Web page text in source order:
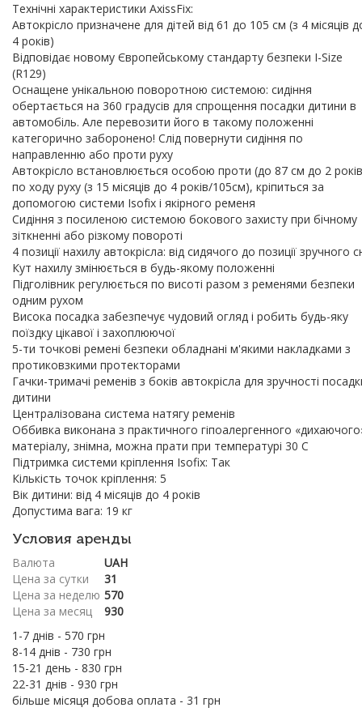
Технічні характеристики AxissFix:
Автокрісло призначене для дітей від 61 до 105 см (з 4 місяців
4 років)
Відповідає новому Європейському стандарту безпеки I-Size
(R129)
Оснащене унікальною поворотною системою: сидіння
обертається на 360 градусів для спрощення посадки дитини в
автомобіль. Але перевозити його в такому положенні
категорично заборонено! Слід повернути сидіння по
направленню або проти руху
Автокрісло встановлюється особою проти (до 87 см до 2
по ходу руху (з 15 місяців до 4 років/105см), кріпиться за
допомогою системи Іsofіx і якірного ременя
Сидіння з посиленою системою бокового захисту при бічному
зіткненні або різкому повороті
4 позиції нахилу автокрісла: від сидячого до позиції зручного
Кут нахилу змінюється в будь-якому положенні
Підголівник регулюється по висоті разом з ременями безпеки
одним рухом
Висока посадка забезпечує чудовий огляд і робить будь-яку
поїздку цікавої і захоплюючої
5-ти точкові ремені безпеки обладнані м'якими накладками з
протиковзкими протекторами
Гачки-тримачі ременів з боків автокрісла для зручності
дитини
Централізована система натягу ременів
Оббивка виконана з практичного гіпоалергенного
матеріалу, знімна, можна прати при температурі 30 C
Підтримка системи кріплення Isofix: Так
Кількість точок кріплення: 5
Вік дитини: від 4 місяців до 4 років
Допустима вага: 19 кг
Условия аренды
Валюта
UAH
Цена за сутки
31
Цена за неделю 570
Цена за месяц
930
1-7 днів - 570 грн
8-14 днів - 730 грн
15-21 день - 830 грн
22-31 днів - 930 грн
більше місяця добова оплата - 31 грн